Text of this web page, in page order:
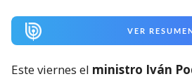
VER
Este viernes el ministro Iván